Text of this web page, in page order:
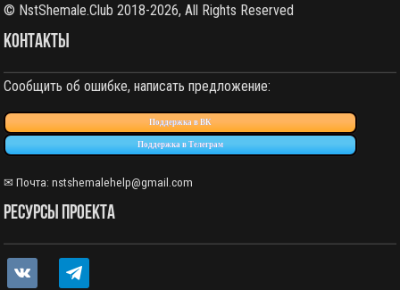
© NstShemale.Club 2018-2026, All Rights Reserved
КОНТАКТЫ
Сообщить об ошибке, написать предложение:
Поддержка в ВК
Поддержка в Телеграм
✉ Почта: nstshemalehelp@gmail.com
РЕСУРСЫ ПРОЕКТА
vkontakte telegram